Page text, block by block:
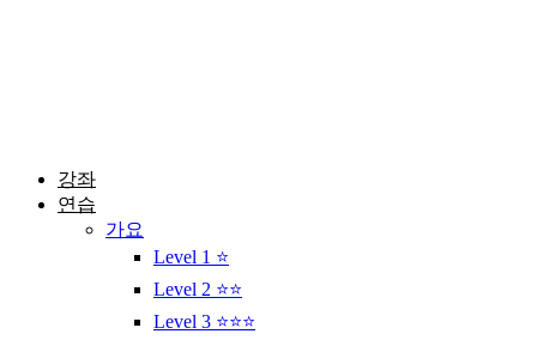
강좌
연습
가요
Level 1 ⭐
Level 2 ⭐⭐
Level 3 ⭐⭐⭐